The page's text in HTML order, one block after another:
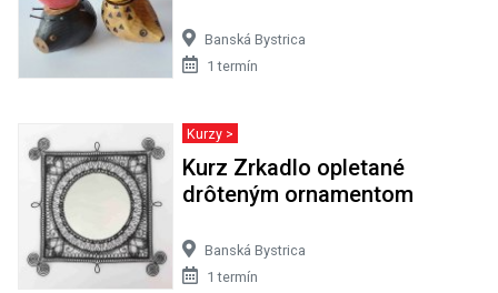
Banská Bystrica
1 termín
Kurzy >
Kurz Zrkadlo opletané
drôteným ornamentom
Banská Bystrica
1 termín